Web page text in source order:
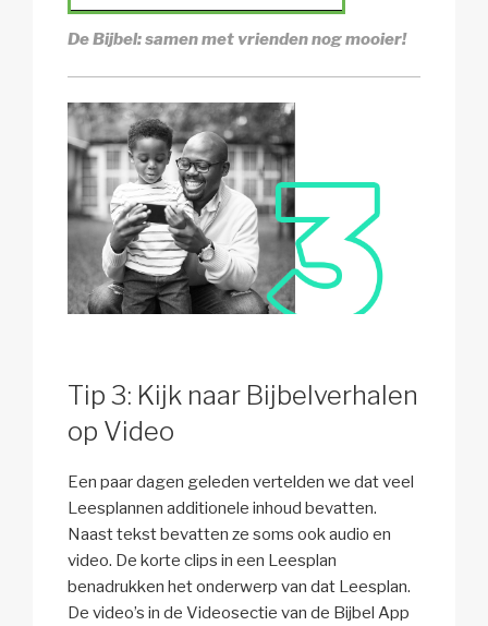
De Bijbel: samen met vrienden nog mooier!
Tip 3: Kijk naar Bijbelverhalen
op Video
Een paar dagen geleden vertelden we dat veel
Leesplannen additionele inhoud bevatten.
Naast tekst bevatten ze soms ook audio en
video. De korte clips in een Leesplan
benadrukken het onderwerp van dat Leesplan.
De video’s in de Videosectie van de Bijbel App